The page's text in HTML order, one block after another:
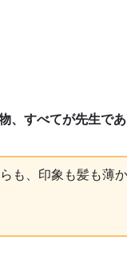
、すべてが先生で
も、印象も髪も